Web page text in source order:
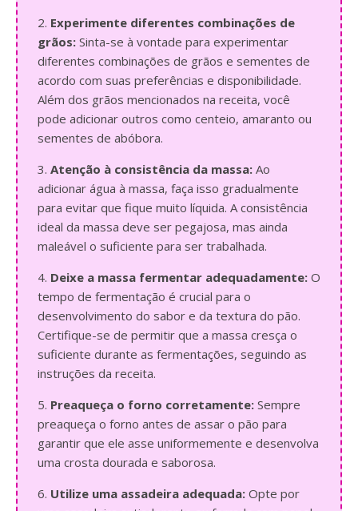
2. Experimente diferentes combinações de
grãos: Sinta-se à vontade para experimentar
diferentes combinações de grãos e sementes de
acordo com suas preferências e disponibilidade.
Além dos grãos mencionados na receita, você
pode adicionar outros como centeio, amaranto ou
sementes de abóbora.
3. Atenção à consistência da massa: Ao
adicionar água à massa, faça isso gradualmente
para evitar que fique muito líquida. A consistência
ideal da massa deve ser pegajosa, mas ainda
maleável o suficiente para ser trabalhada.
4. Deixe a massa fermentar adequadamente: O
tempo de fermentação é crucial para o
desenvolvimento do sabor e da textura do pão.
Certifique-se de permitir que a massa cresça o
suficiente durante as fermentações, seguindo as
instruções da receita.
5. Preaqueça o forno corretamente: Sempre
preaqueça o forno antes de assar o pão para
garantir que ele asse uniformemente e desenvolva
uma crosta dourada e saborosa.
6. Utilize uma assadeira adequada: Opte por